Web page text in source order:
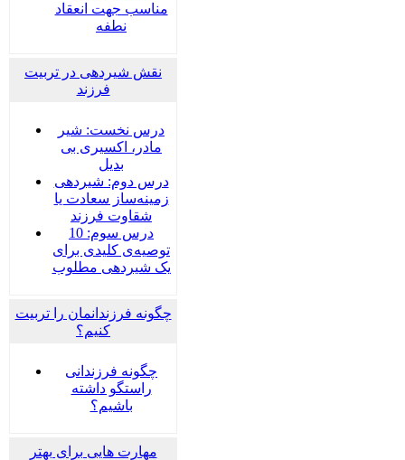
مناسب جهت انعقاد
نطفه
نقش شیردهی در تربیت
فرزند
درس نخست: شیر
مادر، اکسیری بی
بدیل
درس دوم: شیردهی
زمینه‌ساز سعادت یا
شقاوت فرزند
درس سوم: 10
توصیه‌ی کلیدی برای
یک شیردهی مطلوب
چگونه فرزندانمان را تربیت
کنیم؟
چگونه فرزندانی
راستگو داشته
باشیم؟
مهارت هایی برای بهتر